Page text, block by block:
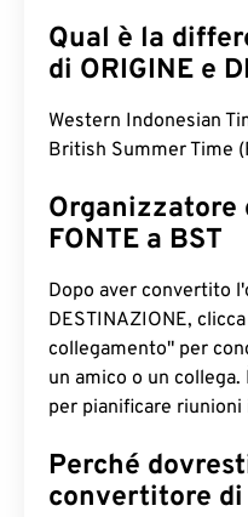
Qual è la
di ORIGINE e
Western Indonesian
British Summer Time
FONTE a BST
Dopo aver convertito
DESTINAZIONE,
collegamento" per
un amico o un
per pianificare
Perché
convertitore